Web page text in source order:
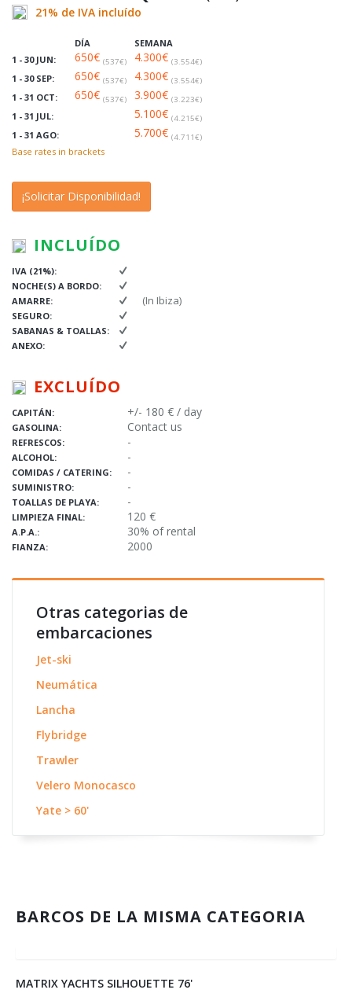
21% de IVA incluído
DÍA
SEMANA
1 - 30 JUN:
650€ (537€) 4.300€ (3.554€)
1 - 30 SEP: 650€ (537€) 4.300€ (3.554€)
1 - 31 OCT: 650€ (537€) 3.900€ (3.223€)
1 - 31 JUL: 5.100€ (4.215€)
1 - 31 AGO: 5.700€ (4.711€)
Base rates in brackets
¡Solicitar Disponibilidad!
INCLUÍDO
IVA (21%):
NOCHE(S) A BORDO:
AMARRE:
(In Ibiza)
SEGURO:
SABANAS & TOALLAS:
ANEXO:
EXCLUÍDO
CAPITÁN: +/- 180 € / day
GASOLINA: Contact us
REFRESCOS: -
ALCOHOL: -
COMIDAS / CATERING: -
SUMINISTRO: -
TOALLAS DE PLAYA: -
LIMPIEZA FINAL: 120 €
A.P.A.: 30% of rental
FIANZA: 2000
Otras categorias de
embarcaciones
Jet-ski
Neumática
Lancha
Flybridge
Trawler
Velero Monocasco
Yate > 60'
BARCOS DE LA MISMA CATEGORIA
MATRIX YACHTS SILHOUETTE 76'